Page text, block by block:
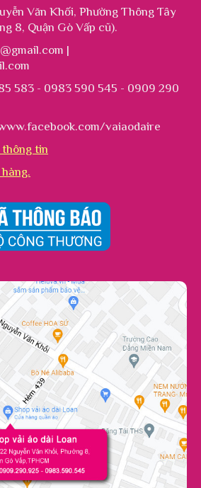
Văn Khối, Phường Thông Tây
8, Quận Gò Vấp cũ).
|
583 - 0983 590 545 - 0909 290
vaiaodaire
thông tin